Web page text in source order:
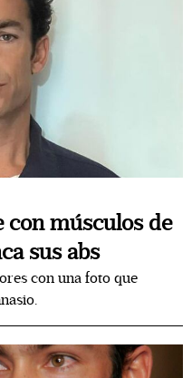
con músculos de
sus abs
con una foto que